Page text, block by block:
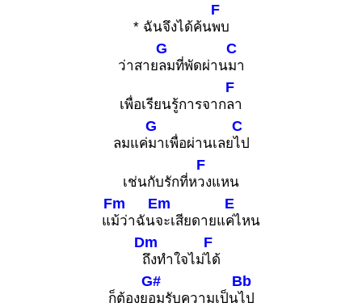
* ฉันจึงได้ค้น
F
พบ
ว่าสาย
G
ลมที่พัดผ่าน
C
มา
เพื่อเรียนรู้การจาก
F
ลา
ลมแค่
G
มาเพื่อผ่านเลย
C
ไป
เช่นกับรักที่ห
F
วงแหน
แ
Fm
ม้ว่าฉัน
Em
จะเสียดายแ
E
ค่ไหน
Dm
ถึงทำใจไม่
F
ได้
ก็ต้องย
G#
อมรับความเป็น
Bb
ไป